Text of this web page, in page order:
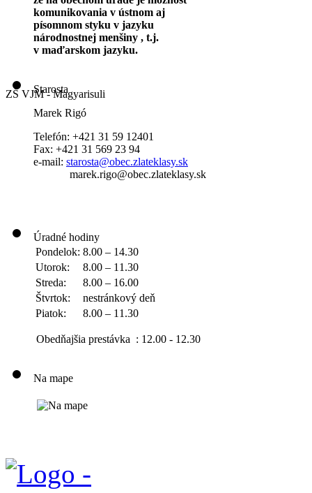
ZŠ VJM - Magyarisuli
komunikovania v ústnom aj
písomnom styku v jazyku
národnostnej menšiny , t.j.
v maďarskom jazyku.
Starosta
Marek Rigó
Telefón: +421 31 59 12401
Fax: +421 31 569 23 94
e-mail: starosta@obec.zlateklasy.sk
marek.rigo@obec.zlateklasy.sk
Úradné hodiny
Pondelok: 8.00 – 14.30
Utorok:
8.00 – 11.30
Streda:
8.00 – 16.00
Štvrtok:
nestránkový deň
Piatok:
8.00 – 11.30
Obedňajšia prestávka : 12.00 - 12.30
Na mape